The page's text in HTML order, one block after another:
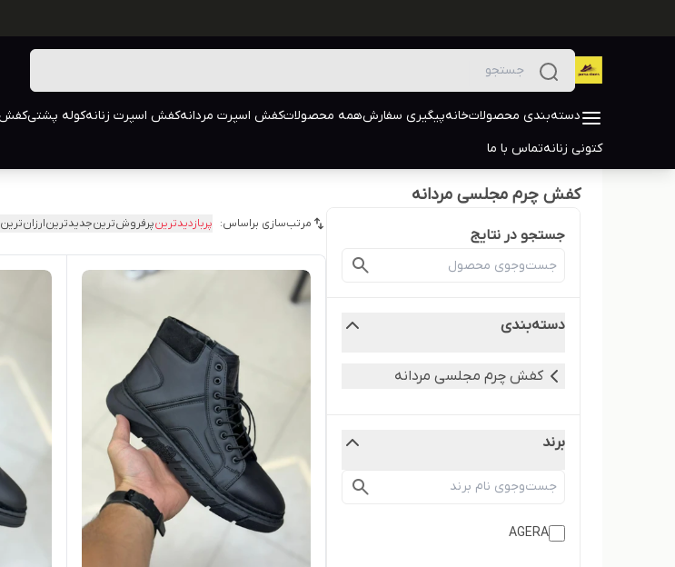
دسته‌بندی محصولاتخانهپیگیری سفارشهمه محصولاتکفش اسپرت مردانهکفش اسپرت زنانهکوله پشتیکفش
کتونی زنانهتماس با ما
کفش چرم مجلسی مردانه
جستجو در نتایج
دسته‌بندی
کفش چرم مجلسی مردانه
برند
AGERA
مرتب‌سازی براساس: پربازدیدترینپرفروش‌ترینجدیدترینارزان‌ترین